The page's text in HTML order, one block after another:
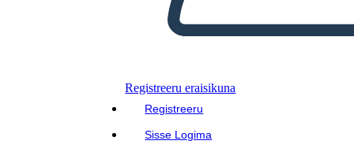
Registreeru eraisikuna
Registreeru
Sisse Logima